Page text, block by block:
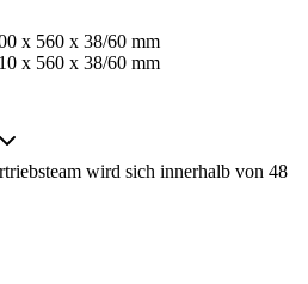
x 560 x 38/60 mm
x 560 x 38/60 mm
wird sich innerhalb von 48